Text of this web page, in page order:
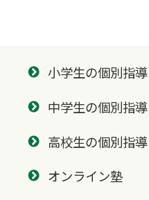
小学生の個別指導
中学生の個別指導
高校生の個別指導
オンライン塾